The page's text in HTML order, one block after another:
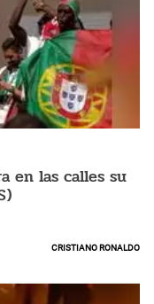
en las calles su
Cristiano Ronaldo